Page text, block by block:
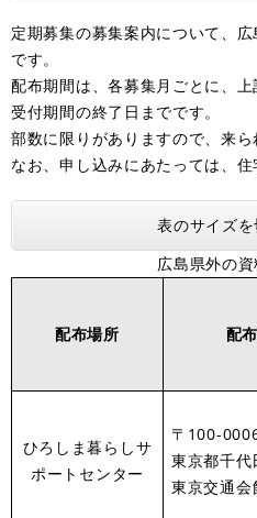
定期募集の募集案内について、
です。
配布期間は、各募集月ごとに、
受付期間の終了日までです。
部数に限りがありますので、来ら
なお、申し込みにあたっては、住
表のサイズ
広島県外の
配布場所 配
ひろしま暮らしサ
ポートセンター
〒100-
東京都千代
東京交通会